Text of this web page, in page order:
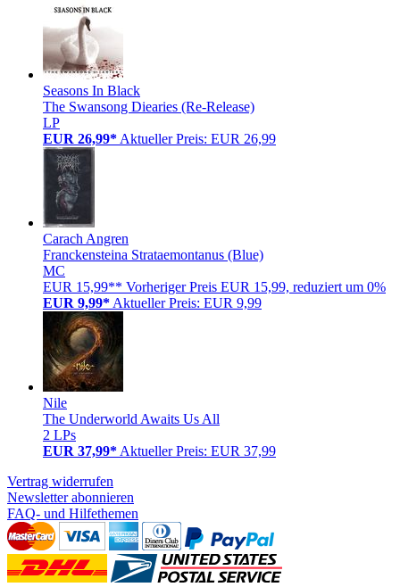
Seasons In Black
The Swansong Diearies (Re-Release)
LP
EUR 26,99* Aktueller Preis: EUR 26,99
Carach Angren
Franckensteina Strataemontanus (Blue)
MC
EUR 15,99** Vorheriger Preis EUR 15,99, reduziert um 0%
EUR 9,99* Aktueller Preis: EUR 9,99
Nile
The Underworld Awaits Us All
2 LPs
EUR 37,99* Aktueller Preis: EUR 37,99
Vertrag widerrufen
Newsletter abonnieren
FAQ- und Hilfethemen